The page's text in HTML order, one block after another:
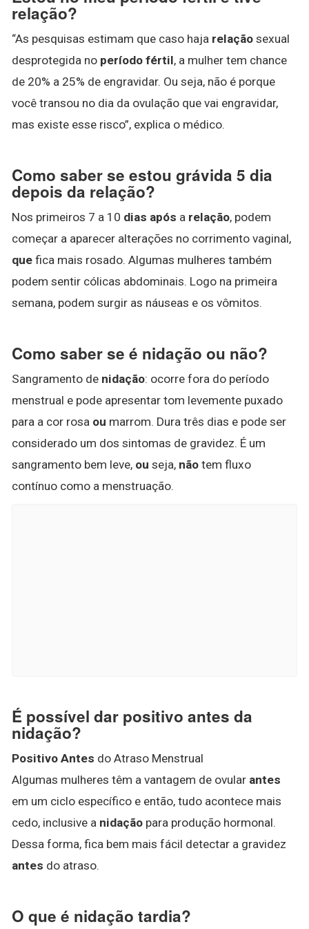
relação?
“As pesquisas estimam que caso haja relação sexual
desprotegida no período fértil, a mulher tem chance
de 20% a 25% de engravidar. Ou seja, não é porque
você transou no dia da ovulação que vai engravidar,
mas existe esse risco”, explica o médico.
Como saber se estou grávida 5 dia
depois da relação?
Nos primeiros 7 a 10 dias após a relação, podem
começar a aparecer alterações no corrimento vaginal,
que fica mais rosado. Algumas mulheres também
podem sentir cólicas abdominais. Logo na primeira
semana, podem surgir as náuseas e os vômitos.
Como saber se é nidação ou não?
Sangramento de nidação: ocorre fora do período
menstrual e pode apresentar tom levemente puxado
para a cor rosa ou marrom. Dura três dias e pode ser
considerado um dos sintomas de gravidez. É um
sangramento bem leve, ou seja, não tem fluxo
contínuo como a menstruação.
É possível dar positivo antes da
nidação?
Positivo Antes do Atraso Menstrual
Algumas mulheres têm a vantagem de ovular antes
em um ciclo específico e então, tudo acontece mais
cedo, inclusive a nidação para produção hormonal.
Dessa forma, fica bem mais fácil detectar a gravidez
antes do atraso.
O que é nidação tardia?